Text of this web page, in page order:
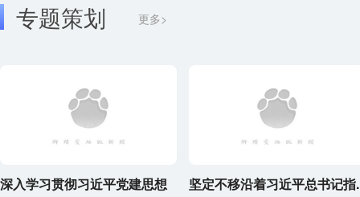
专题策划 更多>
深入学习贯彻习近平党建思想 坚定不移沿着习近平总书记指